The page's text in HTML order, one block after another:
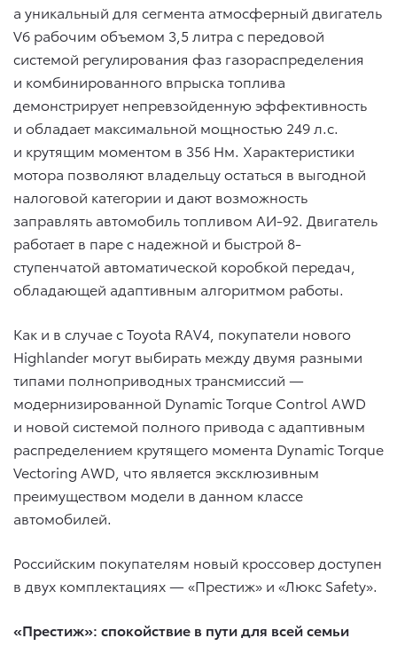
а уникальный для сегмента атмосферный двигатель
V6 рабочим объемом 3,5 литра с передовой
системой регулирования фаз газораспределения
и комбинированного впрыска топлива
демонстрирует непревзойденную эффективность
и обладает максимальной мощностью 249 л.с.
и крутящим моментом в 356 Нм. Характеристики
мотора позволяют владельцу остаться в выгодной
налоговой категории и дают возможность
заправлять автомобиль топливом АИ-92. Двигатель
работает в паре с надежной и быстрой 8-
ступенчатой автоматической коробкой передач,
обладающей адаптивным алгоритмом работы.
Как и в случае с Toyota RAV4, покупатели нового
Highlander могут выбирать между двумя разными
типами полноприводных трансмиссий —
модернизированной Dynamic Torque Control AWD
и новой системой полного привода с адаптивным
распределением крутящего момента Dynamic Torque
Vectoring AWD, что является эксклюзивным
преимуществом модели в данном классе
автомобилей.
Российским покупателям новый кроссовер доступен
в двух комплектациях — «Престиж» и «Люкс Safety».
«Престиж»: спокойствие в пути для всей семьи